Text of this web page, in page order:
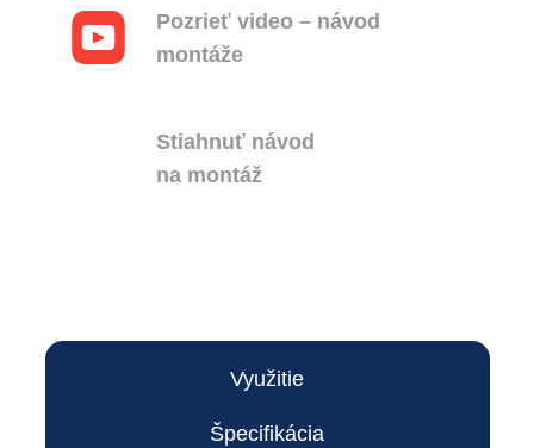
Pozrieť video – návod
montáže
Stiahnuť návod
na montáž
Využitie
Špecifikácia